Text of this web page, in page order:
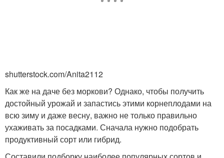
shutterstock.com/Anita2112
Как же на даче без моркови? Однако, чтобы получить
достойный урожай и запастись этими корнеплодами на
всю зиму и даже весну, важно не только правильно
ухаживать за посадками. Сначала нужно подобрать
продуктивный сорт или гибрид.